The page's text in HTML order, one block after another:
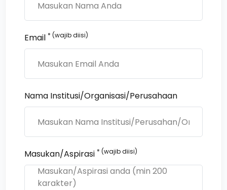
Email * (wajib diisi)
Nama Institusi/Organisasi/Perusahaan
Masukan/Aspirasi * (wajib diisi)